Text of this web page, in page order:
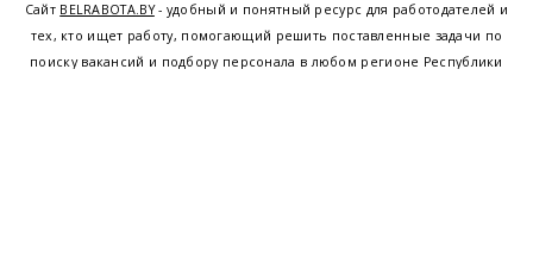
Сайт BELRABOTA.BY- удобный и понятный ресурс для работодателей и
тех, кто ищет работу, помогающий решить поставленные задачи по
поиску вакансий и подбору персонала в любом регионе Республики